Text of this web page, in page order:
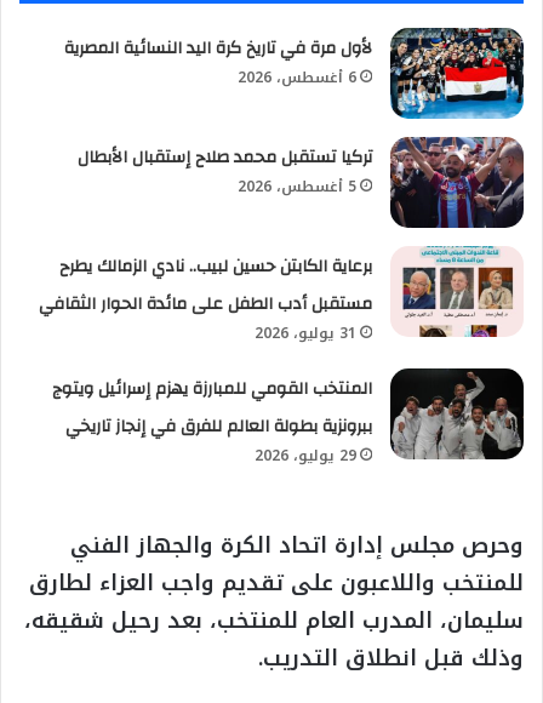
لأول مرة في تاريخ كرة اليد النسائية المصرية
6 أغسطس، 2026
تركيا تستقبل محمد صلاح إستقبال الأبطال
5 أغسطس، 2026
برعاية الكابتن حسين لبيب.. نادي الزمالك يطرح
مستقبل أدب الطفل على مائدة الحوار الثقافي
31 يوليو، 2026
المنتخب القومي للمبارزة يهزم إسرائيل ويتوج
ببرونزية بطولة العالم للفرق في إنجاز تاريخي
29 يوليو، 2026
وحرص مجلس إدارة اتحاد الكرة والجهاز الفني
للمنتخب واللاعبون على تقديم واجب العزاء لطارق
سليمان، المدرب العام للمنتخب، بعد رحيل شقيقه،
وذلك قبل انطلاق التدريب.